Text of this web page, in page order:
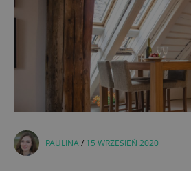
PAULINA / 15 WRZESIEŃ 2020